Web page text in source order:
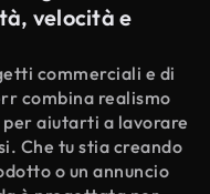
velocità e
commerciali e di
combina realismo
aiutarti a lavorare
Che tu stia creando
o un annuncio